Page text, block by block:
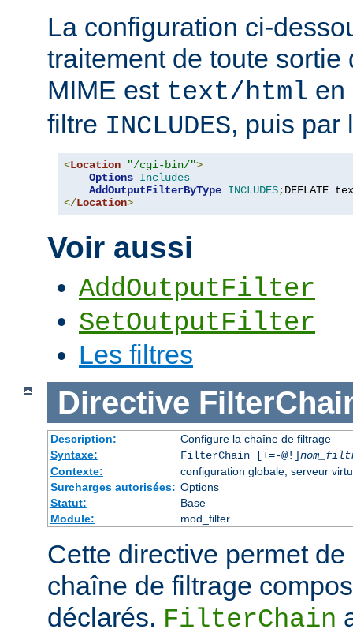
La configuration ci-
traitement de toute sortie
MIME est text/html en
filtre INCLUDES, puis par
<Location "/cgi-bin/">
Options Includes
AddOutputFilterByType INCLUDES;DEFLATE
</Location>
Voir aussi
AddOutputFilter
SetOutputFilter
Les filtres
Directive
Description:
Configure la chaîne de filtrage
Syntaxe:
FilterChain [+=-@!]
Contexte:
configuration globale, serveur
Surcharges autorisées: Options
Statut:
Base
Module:
mod_filter
Cette directive permet
chaîne de filtrage
déclarés. FilterChain